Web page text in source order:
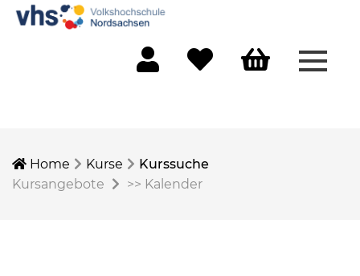
Home Kurse
Kurssuche
Kursangebote
>> Kalender